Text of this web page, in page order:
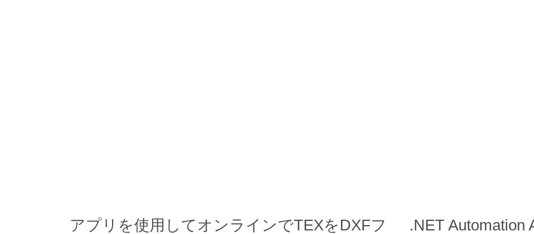
アプリを使用してオンラインでTEXをDXFフ
.NET Automation